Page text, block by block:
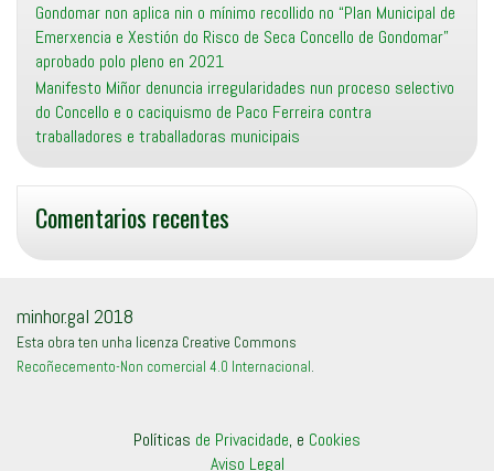
Gondomar non aplica nin o mínimo recollido no “Plan Municipal de
Emerxencia e Xestión do Risco de Seca Concello de Gondomar”
aprobado polo pleno en 2021
Manifesto Miñor denuncia irregularidades nun proceso selectivo
do Concello e o caciquismo de Paco Ferreira contra
traballadores e traballadoras municipais
Comentarios recentes
minhor.gal 2018
Esta obra ten unha licenza Creative Commons
Recoñecemento-Non comercial 4.0 Internacional.
Políticas de Privacidade, e Cookies
Aviso Legal